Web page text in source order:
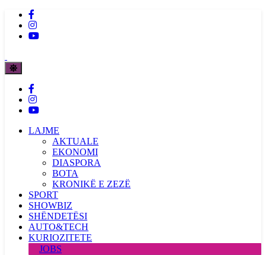
LAJME
AKTUALE
EKONOMI
DIASPORA
BOTA
KRONIKË E ZEZË
SPORT
SHOWBIZ
SHËNDETËSI
AUTO&TECH
KURIOZITETE
JOBS